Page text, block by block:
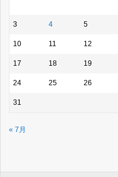
3 4 5
10 11 12
17 18 19
24 25 26
31
« 7月